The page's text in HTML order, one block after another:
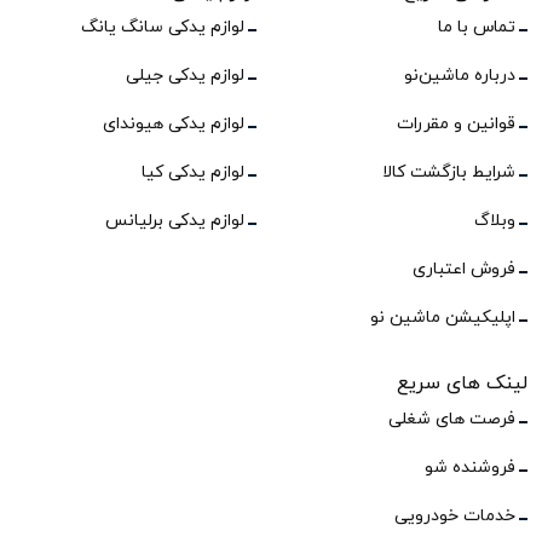
تماس با ما
درباره ماشین‌نو
قوانین و مقررات
شرایط بازگشت کالا
وبلاگ
فروش اعتباری
اپلیکیشن ماشین نو
لوازم یدکی سانگ یانگ
لوازم یدکی جیلی
لوازم یدکی هیوندای
لوازم یدکی کیا
لوازم یدکی برلیانس
لینک های سریع
فرصت های شغلی
فروشنده شو
خدمات خودرویی